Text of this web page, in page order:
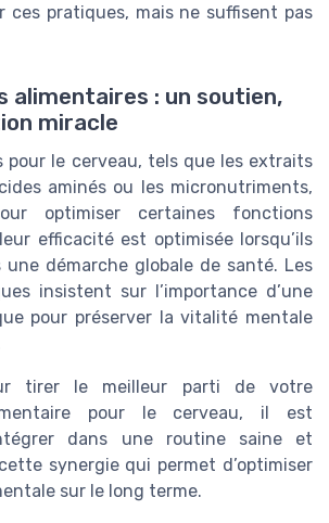
ces pratiques, mais ne suffisent pas
alimentaires : un soutien,
miracle
pour le cerveau, tels que les extraits
aminés ou les micronutriments,
optimiser certaines fonctions
efficacité est optimisée lorsqu’ils
une démarche globale de santé. Les
insistent sur l’importance d’une
pour préserver la vitalité mentale
tirer le meilleur parti de votre
pour le cerveau, il est
dans une routine saine et
synergie qui permet d’optimiser
sur le long terme.